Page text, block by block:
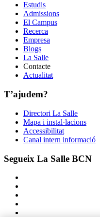
Estudis
Admissions
El Campus
Recerca
Empresa
Blogs
La Salle
Contacte
Actualitat
T’ajudem?
Directori La Salle
Mapa i instal·lacions
Accessibilitat
Canal intern informació
Segueix La Salle BCN